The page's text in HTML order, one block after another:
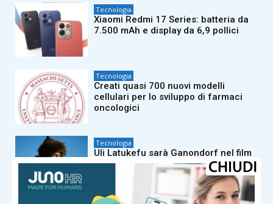
Tecnologia
Xiaomi Redmi 17 Series: batteria da
7.500 mAh e display da 6,9 pollici
Tecnologia
Creati quasi 700 nuovi modelli
cellulari per lo sviluppo di farmaci
oncologici
Tecnologia
Uli Latukefu sarà Ganondorf nel film
live-action di The Legend of Zelda